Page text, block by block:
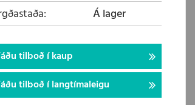
Á lager
tilboð í kaup
tilboð í langtímaleigu